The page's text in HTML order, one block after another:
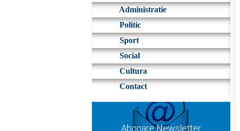
Administratie
Politic
Sport
Social
Cultura
Contact
Abonare Newsletter